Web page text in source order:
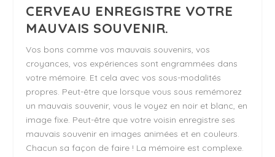
CERVEAU ENREGISTRE VOTRE
MAUVAIS SOUVENIR.
Vos bons comme vos mauvais souvenirs, vos
croyances, vos expériences sont engrammées dans
votre mémoire. Et cela avec vos sous-modalités
propres. Peut-être que lorsque vous sous remémorez
un mauvais souvenir, vous le voyez en noir et blanc, en
image fixe. Peut-être que votre voisin enregistre ses
mauvais souvenir en images animées et en couleurs.
Chacun sa façon de faire ! La mémoire est complexe.